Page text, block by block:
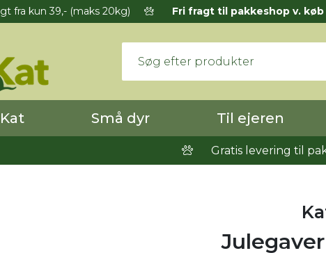
fra kun 39,- (maks 20kg) Fri fragt til pakkeshop v.
Kat Små dyr Til ejeren
Gratis levering til